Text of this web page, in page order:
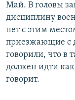
Май. В головы
дисциплину
нет с этим
приезжающие с
говорили, что в
должен идти как
говорит.